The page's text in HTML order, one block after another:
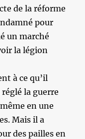
de la réforme
pour
un marché
la légion
à ce qu’il
la guerre
en une
Mais il a
des pailles en